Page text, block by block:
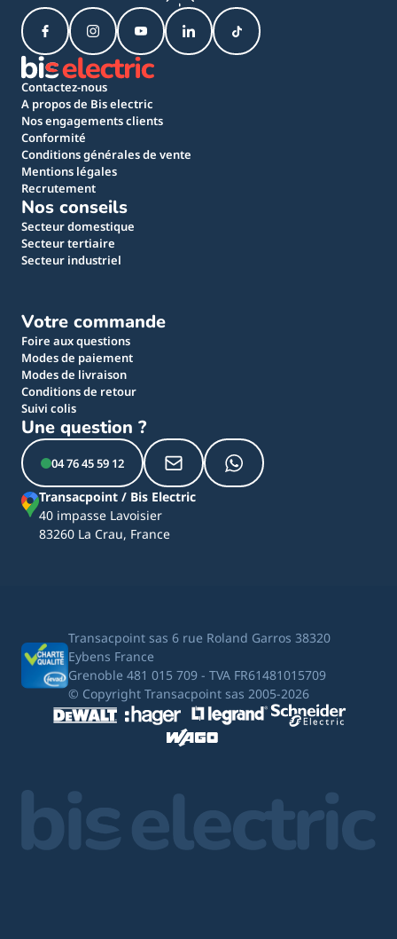
Contactez-nous
A propos de Bis electric
Nos engagements clients
Conformité
Conditions générales de vente
Mentions légales
Recrutement
Nos conseils
Secteur domestique
Secteur tertiaire
Secteur industriel
Votre commande
Foire aux questions
Modes de paiement
Modes de livraison
Conditions de retour
Suivi colis
Une question ?
04 76 45 59 12
Transacpoint / Bis Electric
40 impasse Lavoisier
83260 La Crau, France
Transacpoint sas 6 rue Roland Garros 38320
Eybens France
Grenoble 481 015 709 - TVA FR61481015709
© Copyright Transacpoint sas 2005-2026